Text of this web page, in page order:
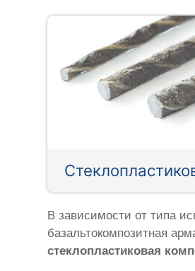
В зависимости от типа
базальтокомпозитная
стеклопластиковая